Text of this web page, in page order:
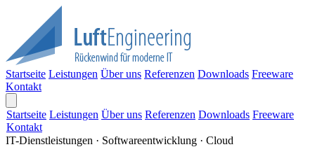
Startseite Leistungen Über uns Referenzen Downloads Freeware
Kontakt
Startseite Leistungen Über uns Referenzen Downloads Freeware
Kontakt
IT-Dienstleistungen · Softwareentwicklung · Cloud